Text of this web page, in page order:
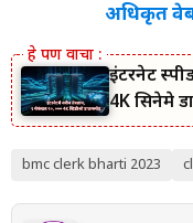
अधिकृत
इंटरनेट
4K सिनेमे
bmc clerk bharti 2023